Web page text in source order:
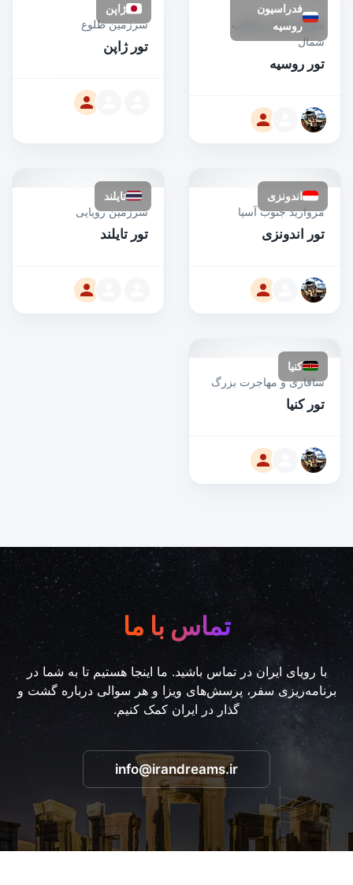
فدراسیون
روسیه
شبهای سفید و قطب
شمال
تور روسیه
ژاپن
سرزمین طلوع
تور ژاپن
اندونزی
مروارید جنوب آسیا
تور اندونزی
تایلند
سرزمین رویایی
تور تایلند
کنیا
سافاری و مهاجرت بزرگ
تور کنیا
تماس با ما
با رویای ایران در تماس باشید. ما اینجا هستیم تا به شما در
برنامه‌ریزی سفر، پرسش‌های ویزا و هر سوالی درباره گشت و
گذار در ایران کمک کنیم.
info@irandreams.ir